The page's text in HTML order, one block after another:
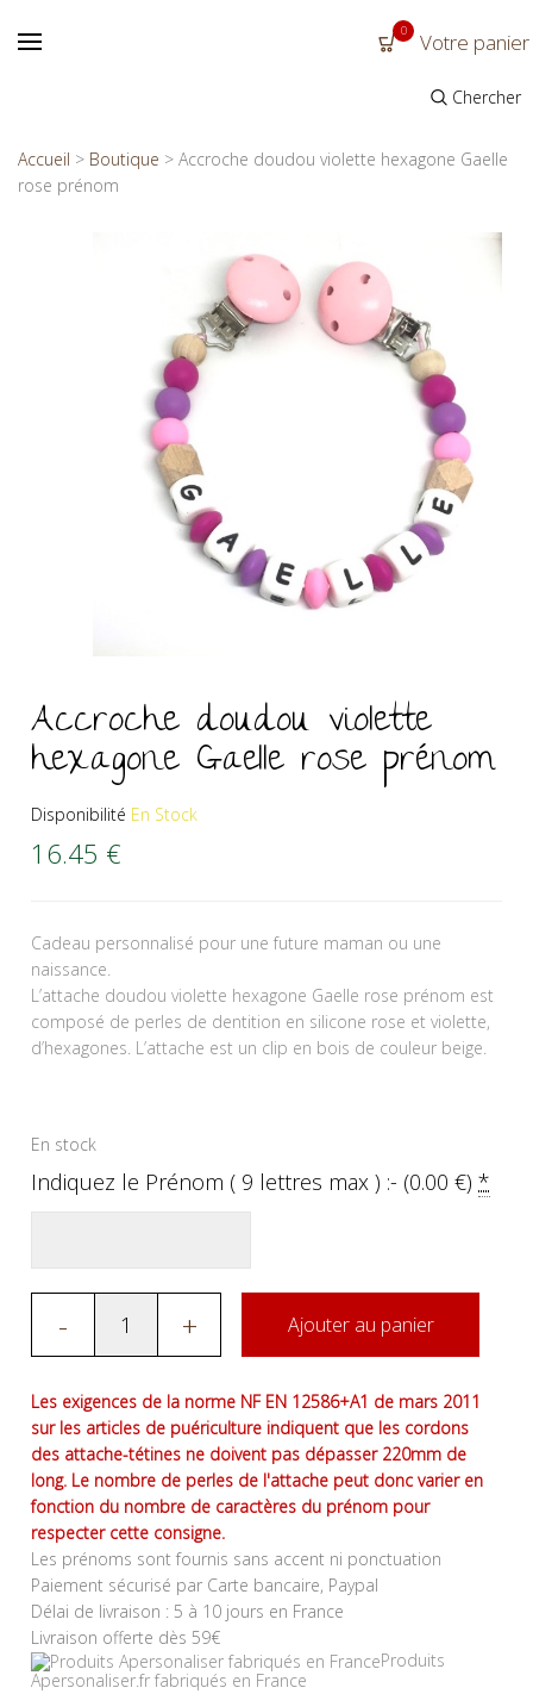
0 Votre panier
Chercher
Accueil > Boutique > Accroche doudou violette hexagone Gaelle
rose prénom
Accroche doudou violette
hexagone Gaelle rose prénom
Disponibilité En Stock
16.45 €
Cadeau personnalisé pour une future maman ou une
naissance.
L’attache doudou violette hexagone Gaelle rose prénom est
composé de perles de dentition en silicone rose et violette,
d’hexagones. L’attache est un clip en bois de couleur beige.
En stock
Indiquez le Prénom ( 9 lettres max ) :- (0.00€)*
- + Ajouter au panier
Les exigences de la norme NF EN 12586+A1 de mars 2011
sur les articles de puériculture indiquent que les cordons
des attache-tétines ne doivent pas dépasser 220mm de
long. Le nombre de perles de l'attache peut donc varier en
fonction du nombre de caractères du prénom pour
respecter cette consigne.
Les prénoms sont fournis sans accent ni ponctuation
Paiement sécurisé par Carte bancaire, Paypal
Délai de livraison : 5 à 10 jours en France
Livraison offerte dès 59€
Produits
Apersonaliser.fr fabriqués en France